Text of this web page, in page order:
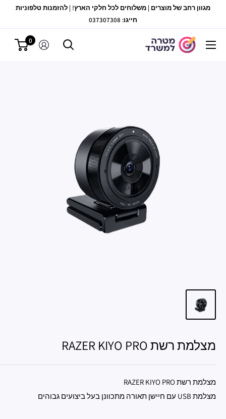
מגוון רחב של מוצרים | משלוחים לכל חלקי הארץ! | להזמנות טלפוניות
חייגו: 037307308
מטרה
0
מצלמת רשת RAZER KIYO PRO
מצלמת רשת RAZER KIYO PRO
מצלמת USB עם חיישן תאורה מתכוונן בעל ביצועים גבוהים